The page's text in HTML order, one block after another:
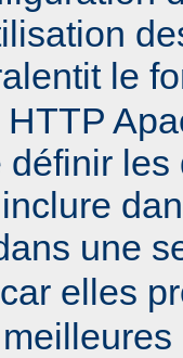
le
définir
une
elles